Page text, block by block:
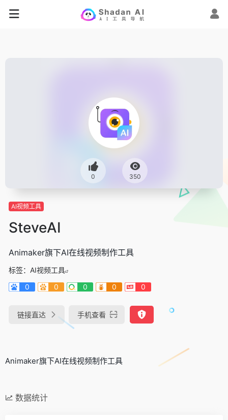
0 350
AI视频工具
SteveAI
Animaker旗下AI在线视频制作工具
标签： AI视频工具
0
0 0 0 0
链接直达 手机查看
Animaker旗下AI在线视频制作工具
数据统计